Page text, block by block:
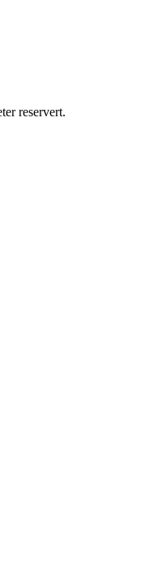
reservert.